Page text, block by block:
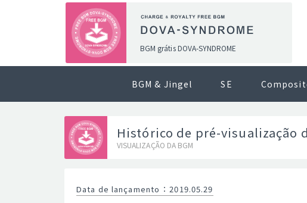
BGM grátis DOVA-SYNDROME
BGM & Jingel SE
Histórico de pré-visualização
VISUALIZAÇÃO DA BGM
Data de lançamento ： 2019.05.29